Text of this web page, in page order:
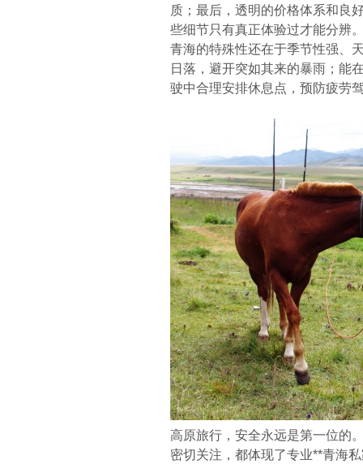
质；最后，透明的价格体系和良
些细节只有真正体验过才能分辨
青海的特殊性还在于季节性强、
日落，避开突如其来的暴雨；能
驶中合理安排休息点，预防疲劳
高原旅行，安全永远是第一位的
密切关注，都体现了专业**青海